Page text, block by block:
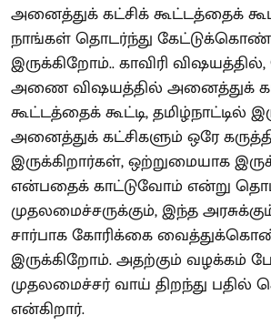
அனைத்துக் கட்சிக் கூட்டத்தைக்
நாங்கள் தொடர்ந்து
இருக்கிறோம்.. காவிரி விஷயத்தில்,
அணை விஷயத்தில் அனைத்துக்
கூட்டத்தைக் கூட்டி, தமிழ்நாட்டில்
அனைத்துக் கட்சிகளும் ஒரே
இருக்கிறார்கள், ஒற்றுமையாக
என்பதைக் காட்டுவோம் என்று
முதலமைச்சருக்கும், இந்த
சார்பாக கோரிக்கை
இருக்கிறோம். அதற்கும் வழக்கம்
முதலமைச்சர் வாய் திறந்து
என்கிறார்.